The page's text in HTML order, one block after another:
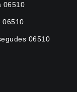
06510
06510
06510